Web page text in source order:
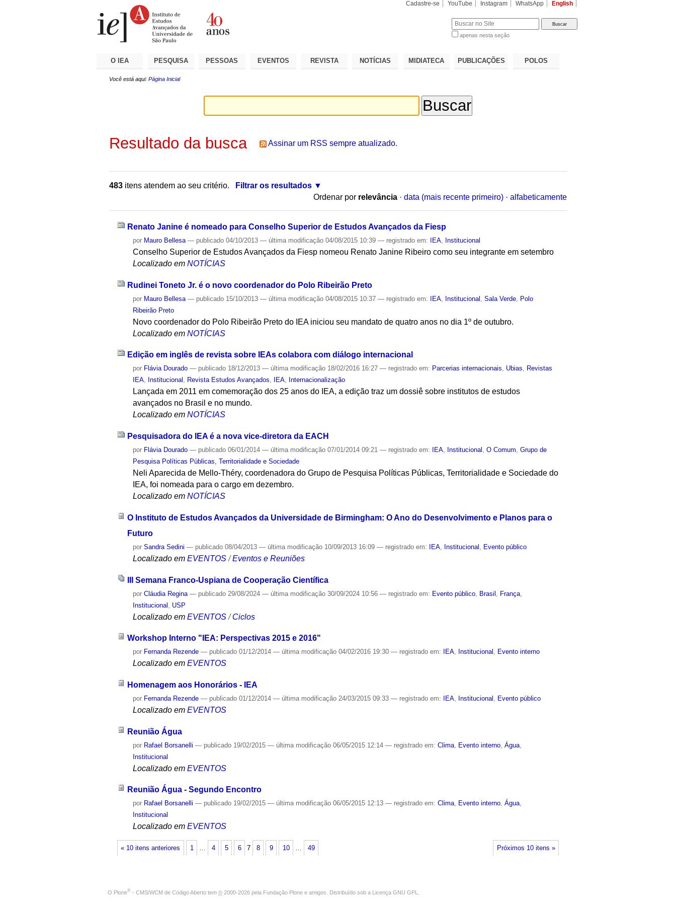
Cadastre-se YouTube Instagram WhatsApp English
apenas nesta seção
O IEA PESQUISA PESSOAS EVENTOS REVISTA NOTÍCIAS MIDIATECA PUBLICAÇÕES POLOS
Você está aqui: Página Inicial
Resultado da busca Assinar um RSS sempre atualizado.
483 itens atendem ao seu critério.
Filtrar os resultados
Ordenar por relevância · data (mais recente primeiro) · alfabeticamente
Renato Janine é nomeado para Conselho Superior de Estudos Avançados da Fiesp
por Mauro Bellesa — publicado 04/10/2013— última modificação 04/08/2015 10:39— registrado em: IEA Institucional
Conselho Superior de Estudos Avançados da Fiesp nomeou Renato Janine Ribeiro como seu integrante em setembro
Localizado em NOTÍCIAS
Rudinei Toneto Jr. é o novo coordenador do Polo Ribeirão Preto
por Mauro Bellesa — publicado 15/10/2013— última modificação 04/08/2015 10:37— registrado em: IEA Institucional ,Sala Verde Polo
Ribeirão Preto
Novo coordenador do Polo Ribeirão Preto do IEA iniciou seu mandato de quatro anos no dia 1º de outubro.
Localizado em NOTÍCIAS
Edição em inglês de revista sobre IEAs colabora com diálogo internacional
por Flávia Dourado — publicado 18/12/2013— última modificação 18/02/2016 16:27— registrado em: Parcerias internacionais, Ubias, Revistas
IEA, Institucional , Revista Estudos Avançados, IEA, Internacionalização
Lançada em 2011 em comemoração dos 25 anos do IEA, a edição traz um dossiê sobre institutos de estudos
avançados no Brasil e no mundo.
Localizado em NOTÍCIAS
Pesquisadora do IEA é a nova vice-diretora da EACH
por Flávia Dourado — publicado 06/01/2014— última modificação 07/01/2014 09:21— registrado em: IEA, Institucional ,O Comum,Grupo de
Pesquisa Políticas Públicas, Territorialidade e Sociedade
Neli Aparecida de Mello-Théry, coordenadora do Grupo de Pesquisa Políticas Públicas, Territorialidade e Sociedade do
IEA, foi nomeada para o cargo em dezembro.
Localizado em NOTÍCIAS
O Instituto de Estudos Avançados da Universidade de Birmingham: O Ano do Desenvolvimento e Planos para o
Futuro
porSandra Sedini — publicado 08/04/2013— última modificação 10/09/2013 16:09— registrado em: IEA Institucional Evento público
Localizado em EVENTOS /Eventos e Reuniões
III Semana Franco-Uspiana de Cooperação Científica
porCláudia Regina — publicado 29/08/2024— última modificação 30/09/2024 10:56— registrado em: Evento público Brasil França
Institucional
USP
Localizado em EVENTOS /Ciclos
Workshop Interno "IEA: Perspectivas 2015 e 2016"
por Fernanda Rezende — publicado 01/12/2014— última modificação 04/02/2016 19:30— registrado em: IEA, Institucional , Evento interno
Localizado em EVENTOS
Homenagem aos Honorários - IEA
por Fernanda Rezende — publicado 01/12/2014— última modificação 24/03/2015 09:33— registrado em: IEA Institucional Evento público
Localizado em EVENTOS
Reunião Água
por Rafael Borsanelli — publicado 19/02/2015— última modificação 06/05/2015 12:14— registrado em:Clima Evento interno ,Água
Institucional
Localizado em EVENTOS
Reunião Água - Segundo Encontro
por Rafael Borsanelli — publicado 19/02/2015— última modificação 06/05/2015 12:13— registrado em:Clima, Evento interno,Água,
Institucional
Localizado em EVENTOS
« 10 itens anteriores Próximos 10 itens »
1 4 5 6 7 8 9 10 49
O Plone® - CMS/WCM de Código Aberto tem © 2000-2026 pela Fundação Plone e amigos. Distribuído sob a Licença GNU GPL